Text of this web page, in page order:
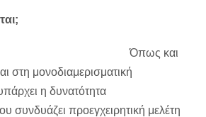
Όπως και
στη μονοδιαμερισματική
η δυνατότητα
συνδυάζει προεγχειρητική μελέτη